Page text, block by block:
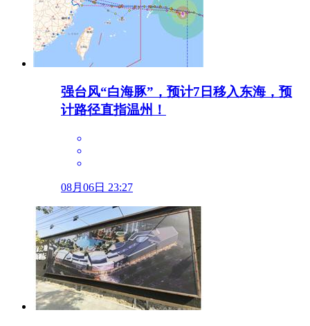
强台风“白海豚”，预计7日移入东海，预
计路径直指温州！
08月06日 23:27